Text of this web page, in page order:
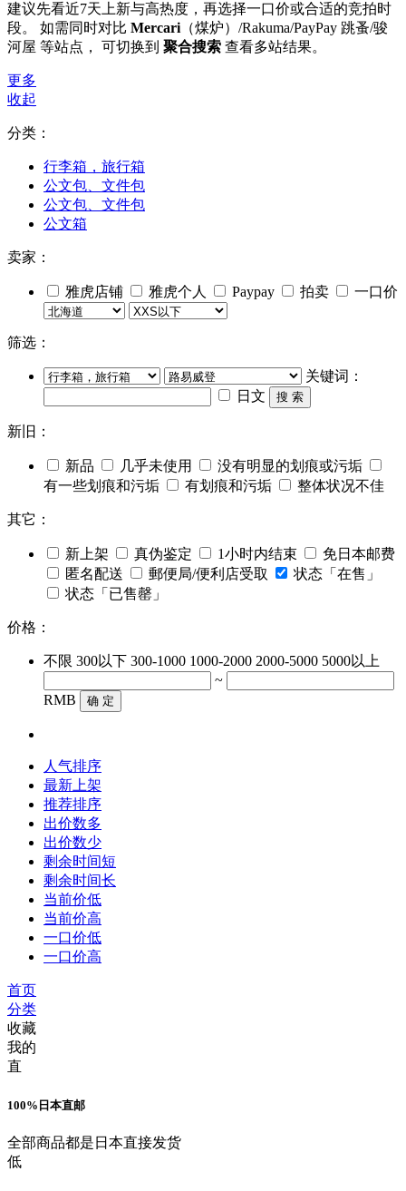
建议先看近7天上新与高热度，再选择一口价或合适的竞拍时
段。 如需同时对比 Mercari （煤炉）/Rakuma/PayPay 跳蚤/骏
河屋 等站点， 可切换到 聚合搜索 查看多站结果。
更多
收起
分类：
行李箱，旅行箱
公文包、文件包
公文包、文件包
公文箱
卖家：
雅虎店铺 雅虎个人 Paypay 拍卖 一口价
筛选：
关键词：
日文
搜 索
新旧：
新品 几乎未使用
没有明显的划痕或污垢
有一些划痕和污垢
有划痕和污垢 整体状况不佳
其它：
新上架 真伪鉴定 1小时内结束
免日本邮费
匿名配送
郵便局/便利店受取
状态「在售」
状态「已售罄」
价格：
不限 300以下 300-1000 1000-2000 2000-5000 5000以上
~
RMB
确 定
人气排序
最新上架
推荐排序
出价数多
出价数少
剩余时间短
剩余时间长
当前价低
当前价高
一口价低
一口价高
首页
分类
收藏
我的
直
100%日本直邮
全部商品都是日本直接发货
低